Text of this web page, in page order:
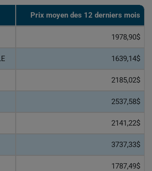
Prix ​​moyen des 12 derniers mois
1978,90$
1639,14$
2185,02$
2537,58$
2141,22$
3737,33$
1787,49$